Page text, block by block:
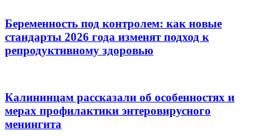
Беременность под контролем: как новые
стандарты 2026 года изменят подход к
репродуктивному здоровью
Калининцам рассказали об особенностях и
мерах профилактики энтеровирусного
менингита